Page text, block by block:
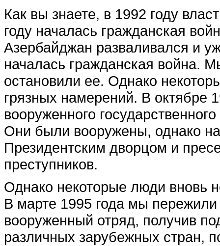
Как вы знаете, в 1992 году
году началась гражданская
Азербайджан разваливался и
началась гражданская война.
остановили ее. Однако
грязных намерений. В октябре
вооруженного
Они были вооружены, однако
Президентским дворцом и
преступников.
Однако некоторые люди вновь
В марте 1995 года мы
вооруженный отряд, получив
различных зарубежных стран,